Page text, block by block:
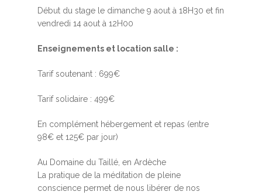
Début du stage le dimanche 9 aout à 18H30 et fin
vendredi 14 aout à 12H00
Enseignements et location salle :
Tarif soutenant : 699€
Tarif solidaire : 499€
En complément hébergement et repas (entre
98€ et 125€ par jour)
Au Domaine du Taillé, en Ardèche
La pratique de la méditation de pleine
conscience permet de nous libérer de nos